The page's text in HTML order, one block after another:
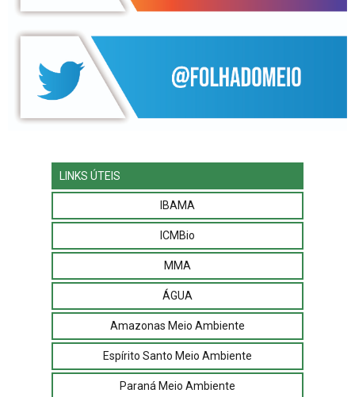
LINKS ÚTEIS
IBAMA
ICMBio
MMA
ÁGUA
Amazonas Meio Ambiente
Espírito Santo Meio Ambiente
Paraná Meio Ambiente